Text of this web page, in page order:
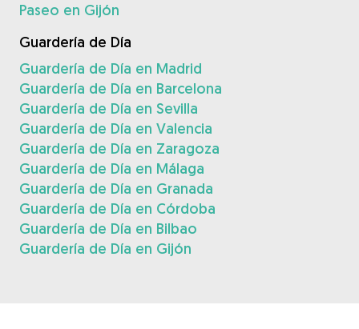
Paseo en Gijón
Guardería de Día
Guardería de Día en Madrid
Guardería de Día en Barcelona
Guardería de Día en Sevilla
Guardería de Día en Valencia
Guardería de Día en Zaragoza
Guardería de Día en Málaga
Guardería de Día en Granada
Guardería de Día en Córdoba
Guardería de Día en Bilbao
Guardería de Día en Gijón